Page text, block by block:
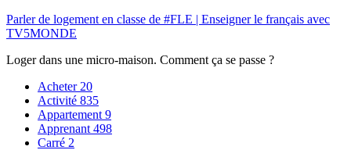
Parler de logement en classe de #FLE | Enseigner le français avec
TV5MONDE
Loger dans une micro-maison. Comment ça se passe ?
Acheter 20
Activité 835
Appartement 9
Apprenant 498
Carré 2